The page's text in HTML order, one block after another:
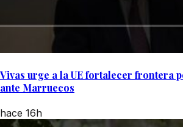
Vivas urge a la UE fortalecer frontera
ante Marruecos
hace 16h